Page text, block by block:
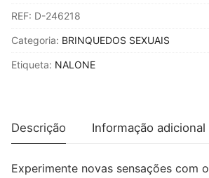
-
LEAH
VESTÍVEL
REF: D-246218
Categoria: BRINQUEDOS SEXUAIS
Etiqueta: NALONE
Descrição Informação adicional
Experimente novas sensações com o